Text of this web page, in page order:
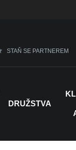
STAŇ SE PARTNEREM
DRUŽSTVA